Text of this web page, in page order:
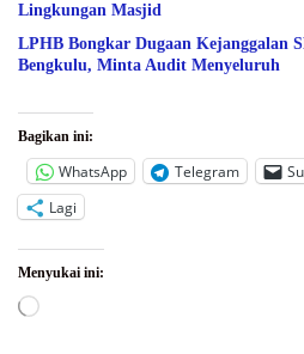
Lingkungan Masjid
LPHB Bongkar Dugaan Kejanggalan
Bengkulu, Minta Audit Menyeluruh
Bagikan ini:
WhatsApp Telegram
Lagi
Menyukai ini:
Memuat...